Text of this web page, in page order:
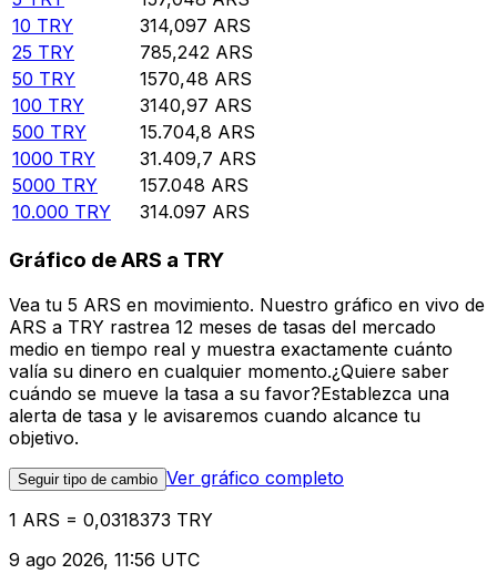
10 TRY 314,097 ARS
25 TRY 785,242 ARS
50 TRY 1570,48 ARS
100 TRY 3140,97 ARS
500 TRY 15.704,8 ARS
1000 TRY 31.409,7 ARS
5000 TRY 157.048 ARS
10.000 TRY 314.097 ARS
Gráfico de ARS a TRY
Vea tu 5 ARS en movimiento. Nuestro gráfico en vivo de
ARS a TRY rastrea 12 meses de tasas del mercado
medio en tiempo real y muestra exactamente cuánto
valía su dinero en cualquier momento.¿Quiere saber
cuándo se mueve la tasa a su favor?Establezca una
alerta de tasa y le avisaremos cuando alcance tu
objetivo.
Seguir tipo de cambio Ver gráfico completo
1 ARS = 0,0318373 TRY
9 ago 2026, 11:56 UTC